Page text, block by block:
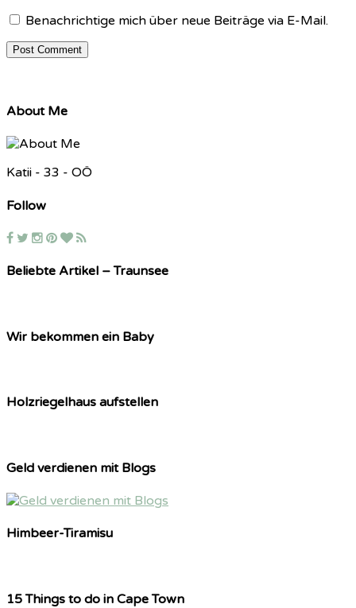
Benachrichtige mich über neue Beiträge via E-Mail.
About Me
Katii - 33 - OÖ
Follow
Beliebte Artikel – Traunsee
Wir bekommen ein Baby
Holzriegelhaus aufstellen
Geld verdienen mit Blogs
Himbeer-Tiramisu
15 Things to do in Cape Town